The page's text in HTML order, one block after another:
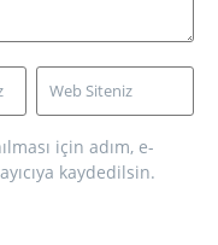
için adım, e-
kaydedilsin.